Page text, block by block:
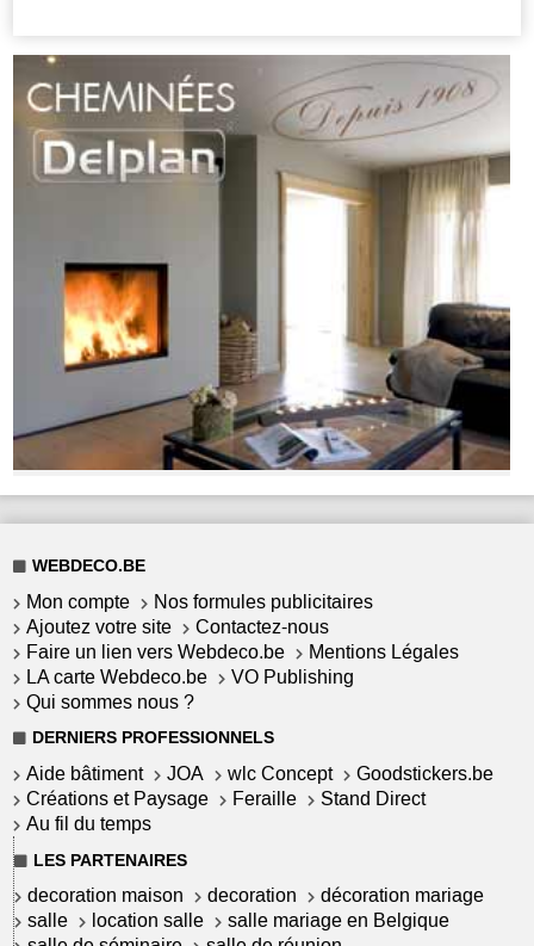
WEBDECO.BE
Mon compte
Nos formules publicitaires
Ajoutez votre site
Contactez-nous
Faire un lien vers Webdeco.be
Mentions Légales
LA carte Webdeco.be
VO Publishing
Qui sommes nous ?
DERNIERS PROFESSIONNELS
Aide bâtiment JOA wlc Concept
Goodstickers.be
Créations et Paysage
Feraille
Stand Direct
Au fil du temps
LES PARTENAIRES
decoration maison decoration
décoration mariage
salle
location salle
salle mariage en Belgique